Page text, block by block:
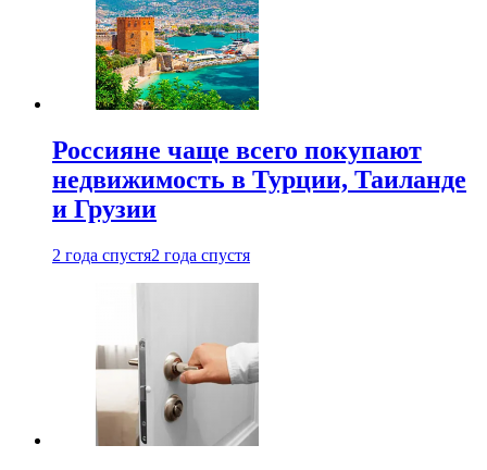
Россияне чаще всего покупают
недвижимость в Турции, Таиланде
и Грузии
2 года спустя2 года спустя